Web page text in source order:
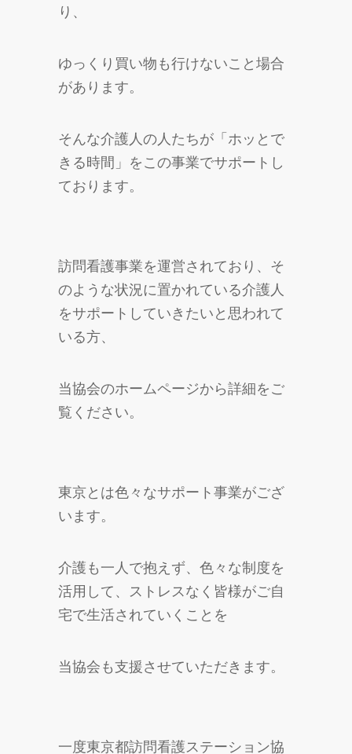
り、
ゆっくり買い物も行けないこと場合
があります。
そんな介護人の人たちが「ホッとで
きる時間」をこの事業でサポートし
ております。
訪問看護事業を運営されており、そ
のような状況に置かれている介護人
をサポートしていきたいと思われて
いる方、
当協会のホームページから詳細をご
覧ください。
東京とは色々なサポート事業がござ
います。
介護も一人で抱えず、色々な制度を
活用して、ストレスなく皆様がご自
宅で生活されていくことを
当協会も支援させていただきます。
一度東京都訪問看護ステーション協